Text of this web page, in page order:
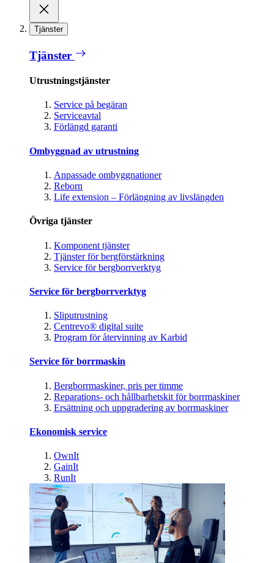
Tjänster
Tjänster
Utrustningstjänster
Service på begäran
Serviceavtal
Förlängd garanti
Ombyggnad av utrustning
Anpassade ombyggnationer
Reborn
Life extension – Förlängning av livslängden
Övriga tjänster
Komponent tjänster
Tjänster för bergförstärkning
Service för bergborrverktyg
Service för bergborrverktyg
Sliputrustning
Centrevo® digital suite
Program för återvinning av Karbid
Service för borrmaskin
Bergborrmaskiner, pris per timme
Reparations- och hållbarhetskit för borrmaskiner
Ersättning och uppgradering av borrmaskiner
Ekonomisk service
OwnIt
GainIt
RunIt